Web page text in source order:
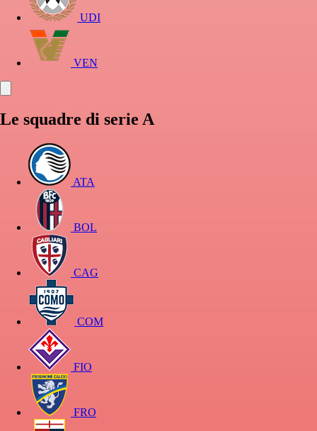
UDI
VEN
Le squadre di serie A
ATA
BOL
CAG
COM
FIO
FRO